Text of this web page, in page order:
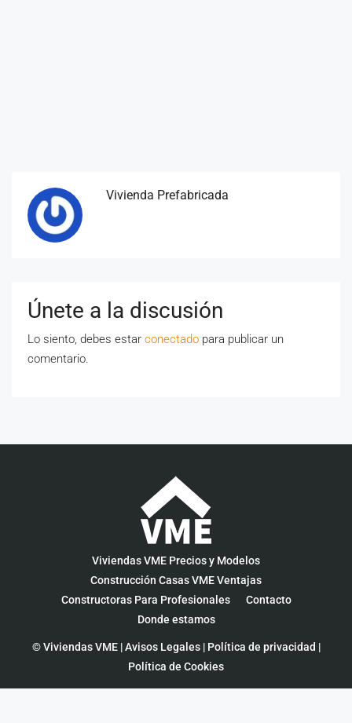
Vivienda Prefabricada
Únete a la discusión
Lo siento, debes estar conectado para publicar un
comentario.
Viviendas VME Precios y Modelos
Construcción Casas VME Ventajas
Constructoras Para Profesionales
Contacto
Donde estamos
© Viviendas VME |Avisos Legales| Política de privacidad |
Política de Cookies